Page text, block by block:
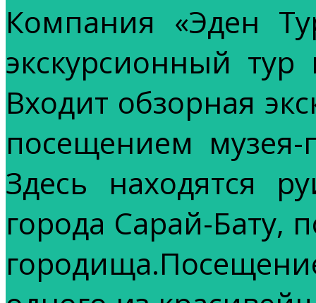
Компания «Эден
экскурсионный
Входит обзорная
посещением музея-
Здесь находятся
города Сарай-Бату,